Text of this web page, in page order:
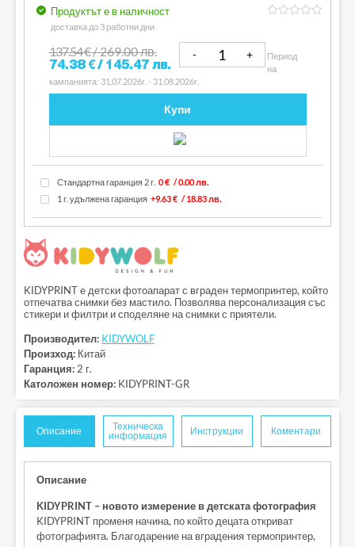
Продуктът е в наличност
доставка до 3 работни дни
137.54€/ 269.00 лв.
74.38€/ 145.47 лв.
Период
на
кампанията: 31.07.2026г. - 31.08.2026г.
Купи
Стандартна гаранция 2 г. 0 € / 0.00 лв.
1 г. удължена гаранция +9.63 € / 18.83 лв.
KIDYPRINT е детски фотоапарат с вграден термопринтер, който
отпечатва снимки без мастило. Позволява персонализация със
стикери и филтри и споделяне на снимки с приятели.
Производител: KIDYWOLF
Произход: Китай
Гаранция:2 г.
Католожен номер: KIDYPRINT-GR
Описание
Техническа
информация
Инструкции Коментари
Описание
KIDYPRINT – новото измерение в детската фотография
KIDYPRINT променя начина, по който децата откриват
фотографията. Благодарение на вградения термопринтер,